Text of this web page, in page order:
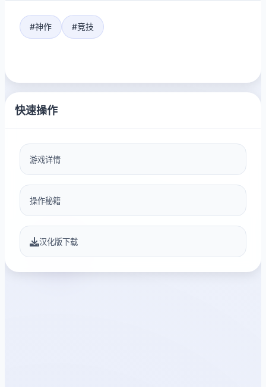
#神作 #竞技
快速操作
游戏详情
操作秘籍
汉化版下载